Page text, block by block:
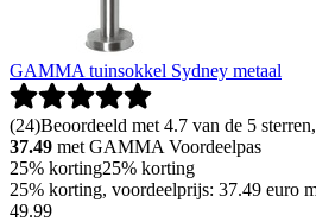
GAMMA tuinsokkel Sydney metaal
(24)Beoordeeld met 4.7 van de 5
37.49 met GAMMA Voordeelpas
25% korting25% korting
25% korting, voordeelprijs: 37.49 euro
49.99